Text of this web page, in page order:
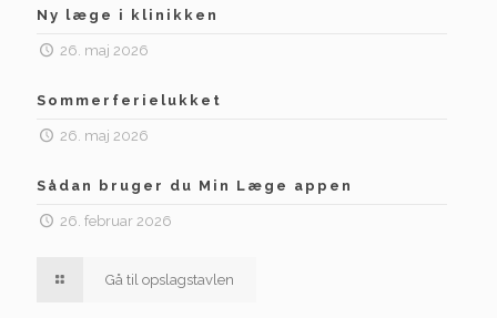
Ny læge i klinikken
26. maj 2026
Sommerferielukket
26. maj 2026
Sådan bruger du Min Læge appen
26. februar 2026
Gå til opslagstavlen